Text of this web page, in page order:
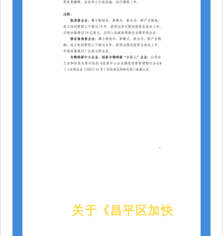
关于《昌平区加快